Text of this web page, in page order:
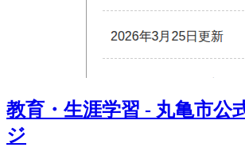
教育・生涯学習 - 丸亀市公
ジ